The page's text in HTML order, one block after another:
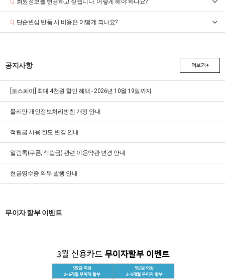
Q
Q 단순변심 반품 시 비용은 어떻게 되나요?
공지사항 더보기 +
[토스페이] 최대 4천원 할인 혜택 - 2026년 10월 19일까지
뮬리안 개인정보처리방침 개정 안내
적립금 사용 한도 변경 안내
알림톡(쿠폰, 적립금) 관련 이용약관 변경 안내
현금영수증 의무 발행 안내
무이자 할부 이벤트